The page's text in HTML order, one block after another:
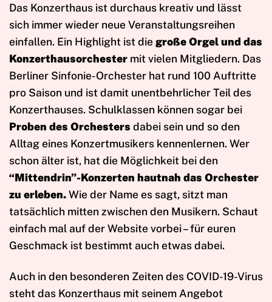
Das Konzerthaus ist durchaus kreativ und lässt
sich immer wieder neue Veranstaltungsreihen
einfallen. Ein Highlight ist diegroße Orgel und das
Konzerthausorchester mit vielen Mitgliedern. Das
Berliner Sinfonie-Orchester hat rund 100 Auftritte
pro Saison und ist damit unentbehrlicher Teil des
Konzerthauses. Schulklassen können sogar bei
Proben des Orchesters dabei sein und so den
Alltag eines Konzertmusikers kennenlernen. Wer
schon älter ist, hat die Möglichkeit bei den
“Mittendrin”-Konzerten hautnah das Orchester
zu erleben.Wie der Name es sagt, sitzt man
tatsächlich mitten zwischen den Musikern. Schaut
einfach mal auf der Website vorbei – für euren
Geschmack ist bestimmt auch etwas dabei.
Auch in den besonderen Zeiten des COVID-19-Virus
steht das Konzerthaus mit seinem Angebot